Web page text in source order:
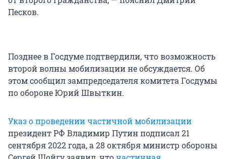
Песков.
Позднее в Госдуме подтвердили, что возможность
второй волны мобилизации не обсуждается. Об
этом сообщил зампредседателя комитета Госдумы
по обороне Юрий Швыткин.
Указ о проведении частичной мобилизации
президент РФ Владимир Путин подписал 21
сентября 2022 года, а 28 октября министр обороны